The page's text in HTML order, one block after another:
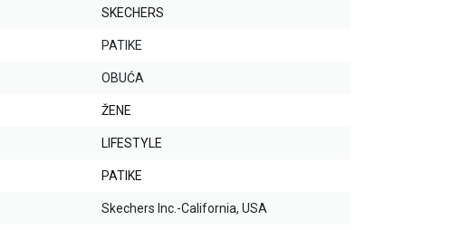
SKECHERS
PATIKE
OBUĆA
ŽENE
LIFESTYLE
PATIKE
Skechers Inc.-California, USA